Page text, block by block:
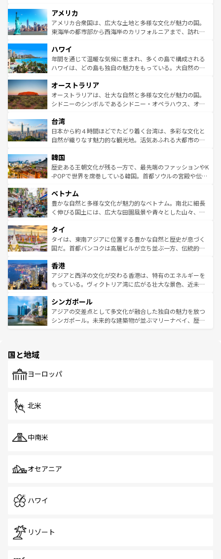
ンツ一覧を参照してほしい。
の建物がそのまま残る町や、スイスならではのユニークな
博物館もあり、アルプス観光だけでなく町歩きも満喫する
ことができる。国民の所得が高いため物価も高いが、旅行
ば市内交通費無料で観光を楽しむこともできる。 なお、新
着のスイス情報はコンテンツ一覧 を参照してほしい。
アメリカ
アメリカ合衆国は、広大な土地と多様な文化が魅力の国。
東海岸の都市部から西海岸のカリフォルニアまで、訪れる
のような巨大都市は、観光、ショッピング、エンターテイ
ンメントが詰まった刺激的なスポットだ。一方、アメリカ
西部には大自然が広がり、グランドキャニオンやイエロー
部のニューオーリンズでは、音楽と美食が融合した独特の
文化が魅力。旅行者はアメリカの各地域で異なる魅力を楽
しみながら、その多様性と豊かな歴史を感じることができ
ならではの贅沢な旅のスタイルだ。 なお、新着のアメリカ
情報はコンテンツ一覧を参照してほしい。
ハワイ
年間を通じて温暖な気候に恵まれ、多くの島で構成される
ハワイは、どの島も独自の魅力をもっている。大自然の神
ワイ島は見逃せない。また、定番の観光地といえばオアフ
島だが、静かな自然を求めるならマウイ島やカウアイ島が
おすすめ。エメラルドグリーンに輝く海をはじめ、豊かな
れるおもてなしの心で訪れる人々を迎えてくれるハワイの
人々、おいしいローカルフードやハワイアンミュージッ
ク、伝統的なフラダンスなど、すべてがハワイの魅力を彩
ワイを、存分に味わってほしい。 なお、新着のハワイ情報
はコンテンツ一覧を参照してほしい。
オーストラリア
オーストラリアは、壮大な自然と多様な文化が魅力の国。
シドニーのシンボルであるシドニー・オペラハウス、オー
リアリーフや大陸中央部にそびえるウルル（エアーズロッ
ク）、タスマニアの美しい原生林やケアンズの熱帯雨林な
ど、見どころがたくさん。また、カフェやワイン、オージ
いる。アクティビティも充実しており、サーフィンやダイ
ビング、ハイキングなど、アウトドア好きにはたまらな
い。オーストラリアの多彩な魅力を存分に味わいつくそ
参照してほしい。
台湾
日本から約４時間ほどでたどり着く台湾は、多彩な文化と
自然が織りなす魅力的な観光地。活気あふれる大都市の台
ン）、静ひつな山岳地帯である台湾東部など、都市の喧騒
と山間の静けさが共存しており、訪れる人に新しい発見と
驚きをもたらしてくれる。また、奥深い台湾の食文化も魅
容にもいいと評判のスイーツなど、バラエティ豊かな料理
が味わえる。 なお、新着の台湾情報は コンテンツ一覧を参
照してほしい。
韓国
歴史ある王朝文化が残る一方で、最先端のファッションやK
-POPで世界を席巻している韓国。首都ソウルの宮殿や伝統
き、地方に足を延ばせば四季折々の自然美を楽しむことが
できる。そして、キムチや焼肉、絶品のストリートフード
まで、さまざまな韓国料理が待っている。夜には、韓国な
リティに包まれながら、韓国の多彩な魅力を心ゆくまで味
わってみてほしい。 なお、新着の韓国情報はコンテンツ一
覧を参照してほしい。
ベトナム
豊かな自然と多様な文化が魅力的なベトナム。南北に細長
く伸びる国土には、広大な田園風景や青々とした山々、世
急速な発展と共に伝統が息づく。ハノイの古い町並みやホ
ーチミン市のフランス統治時代の建物も、独特の雰囲気を
醸し出している。また、バラエティの豊かさとおいしさで
とつ。フォーやバインミー、ベトナムコーヒーなどは、ぜ
ひ現地で味わいたい。どの地域を訪れてもあたたかい人々
が旅行者を迎えてくれるので、きっと忘れられない旅にな
参照してほしい。
タイ
タイは、東南アジアに位置する豊かな自然と歴史が息づく
国だ。首都バンコクは高層ビルが立ち並ぶ一方、伝統的な
の活気が交差している。北部ではチェンマイなどの山岳地
帯で自然と触れ合い、南部ではプーケットやクラビの美し
いビーチでリゾート気分を楽しむことができる。タイ料理
激する。気候は一年中温暖で、どの季節にも異なる楽しみ
が待っている。親しみやすいタイの人々、仏教を中心とし
た文化、そして多様な観光資源が、訪れる旅人を魅了し続
香港
アジアと西洋の文化が交わる香港は、特有のエネルギーを
もっている。ヴィクトリア湾に広がる壮大な景色、近未来
み、どこを訪れても感動するはず。観光スポットが密集し
ており、効率よく見どころを回れるのも魅力。息をのむよ
うな絶景から文化的な体験まで、香港を存分に楽しみ尽く
シンガポール
アジアの交差点として多文化が融合した独自の魅力を放つ
シンガポール。未来的な建築物が並ぶマリーナベイ、歴史
で、ホーカーズは地元の風情を楽しめる外せないスポット
国と地域
ヨーロッパ
北米
中南米
オセアニア
ハワイ
リゾート